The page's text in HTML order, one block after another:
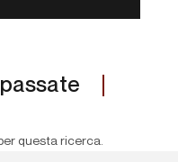
questa ricerca.